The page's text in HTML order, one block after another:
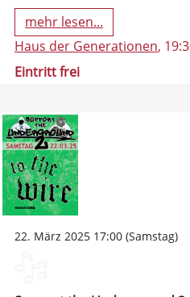
mehr lesen...
Haus der Generationen,
Eintritt frei
22. März 2025 17:00 (Samstag)